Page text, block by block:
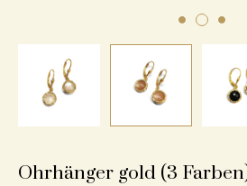
Ohrhänger gold (3